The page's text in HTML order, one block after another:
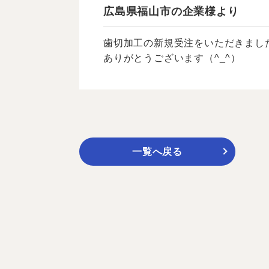
広島県福山市の企業様より
歯切加工の新規受注をいただきまし
ありがとうございます（^_^）
一覧へ戻る